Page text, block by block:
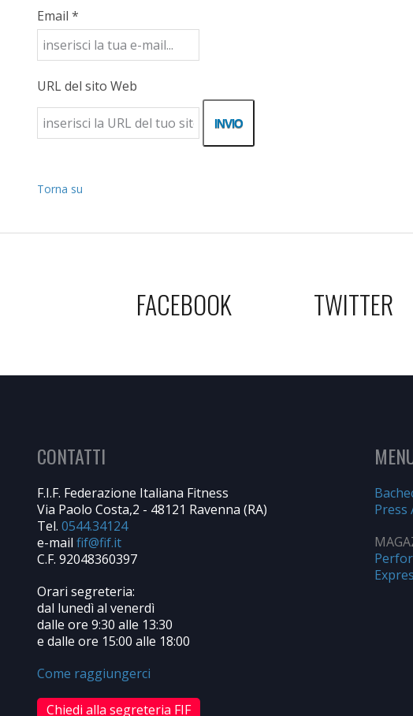
Email *
URL del sito Web
Torna su
FACEBOOK TWITTER
CONTATTI
F.I.F. Federazione Italiana Fitness
Via Paolo Costa,2 - 48121 Ravenna (RA)
Tel. 0544.34124
e-mail
C.F. 92048360397
Orari segreteria:
dal lunedì al venerdì
dalle ore 9:30 alle 13:30
e dalle ore 15:00 alle 18:00
Come raggiungerci
Chiedi alla segreteria FIF
Press